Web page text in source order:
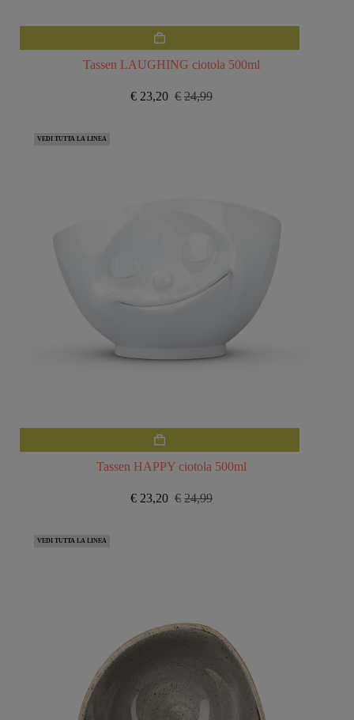
Tassen LAUGHING ciotola 500ml
€ 24,99
Il
€ 23,20 Il
VEDI TUTTA LA LINEA
Tassen HAPPY ciotola 500ml
€ 24,99
Il
€ 23,20 Il
VEDI TUTTA LA LINEA